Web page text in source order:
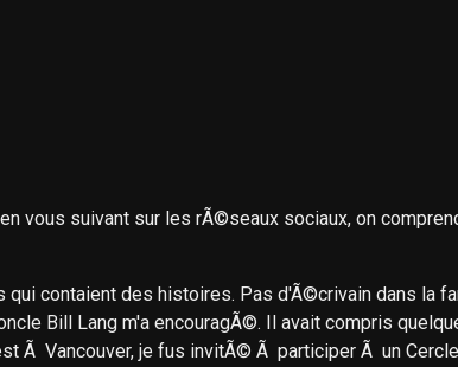
vous suivant sur les rÃ©seaux sociaux, on
qui contaient des histoires. Pas d'Ã©crivain dans la
Bill Lang m'a encouragÃ©. Il avait compris
Ã Vancouver, je fus invitÃ© Ã participer Ã un